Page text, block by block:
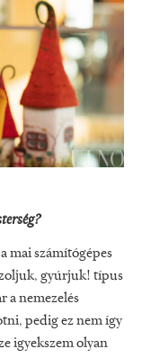
mai számítógépes
gyúrjuk! típus
a nemezelés
pedig ez nem így
igyekszem olyan